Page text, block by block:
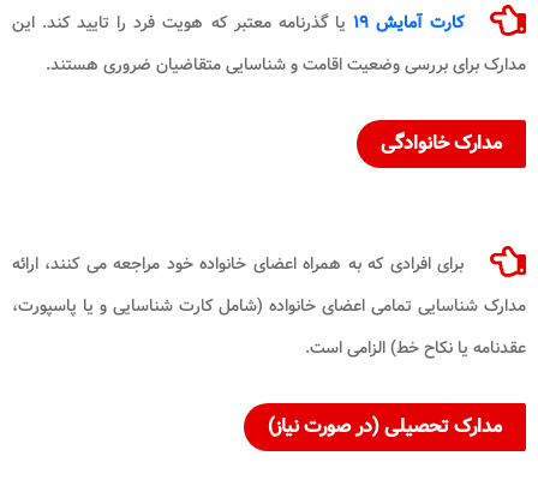
کارت آمایش ۱۹
یا گذرنامه معتبر که هویت فرد را تایید کند. این
مدارک برای بررسی وضعیت اقامت و شناسایی متقاضیان ضروری هستند.
مدارک خانوادگی
برای افرادی که به همراه اعضای خانواده خود مراجعه می کنند، ارائه
مدارک شناسایی تمامی اعضای خانواده (شامل کارت شناسایی و یا پاسپورت،
عقدنامه یا نکاح خط) الزامی است.
مدارک تحصیلی (در صورت نیاز)